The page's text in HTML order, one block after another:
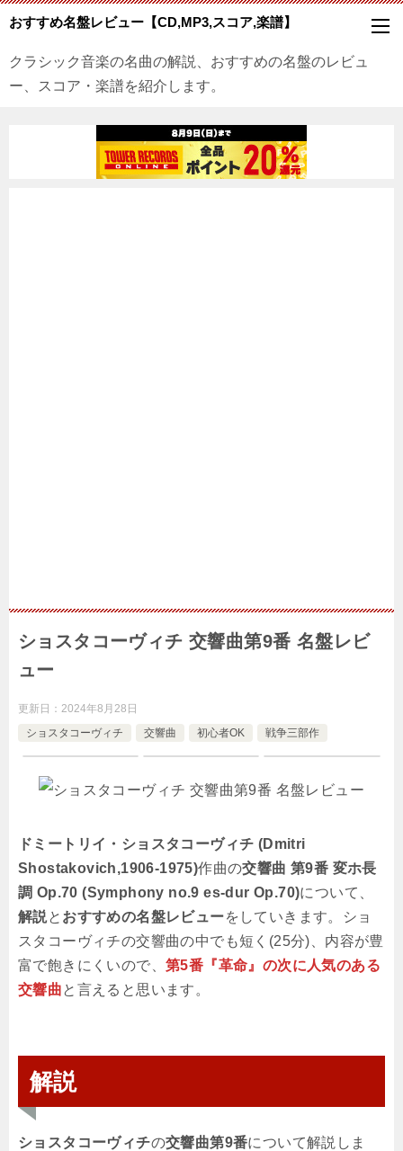
おすすめ名盤レビュー【CD,MP3,スコア,楽譜】
クラシック音楽の名曲の解説、おすすめの名盤のレビュ
ー、スコア・楽譜を紹介します。
ショスタコーヴィチ 交響曲第9番 名盤レビ
ュー
更新日： 2024年8月28日
ショスタコーヴィチ
交響曲 初心者OK 戦争三部作
ドミートリイ・ショスタコーヴィチ (Dmitri
Shostakovich,1906-1975)作曲の交響曲 第9番 変ホ長
調 Op.70 (Symphony no.9 es-dur Op.70)について、
解説と おすすめの名盤レビューをしていきます。ショ
スタコーヴィチの交響曲の中でも短く(25分)、内容が豊
富で飽きにくいので、 第5番『革命』の次に人気のある
交響曲と言えると思います。
解説
ショスタコーヴィチの交響曲第9番について解説しま